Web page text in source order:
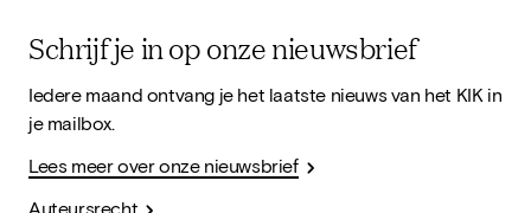
Schrijf je in op onze nieuwsbrief
Iedere maand ontvang je het laatste nieuws van het KIK in
je mailbox.
Lees meer over onze nieuwsbrief
Auteursrecht